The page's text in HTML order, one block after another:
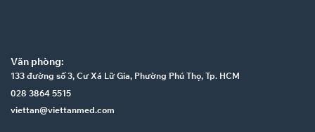
Văn phòng:
133 đường số 3, Cư Xá Lữ Gia, Phường Phú Thọ, Tp. HCM
028 3864 5515
viettan@viettanmed.com